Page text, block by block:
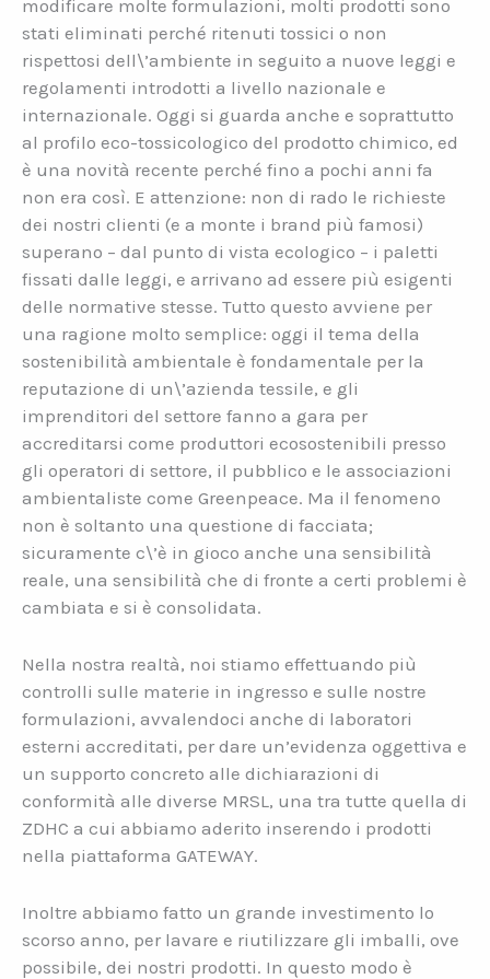
modificare molte formulazioni, molti prodotti sono
stati eliminati perché ritenuti tossici o non
rispettosi dell\’ambiente in seguito a nuove leggi e
regolamenti introdotti a livello nazionale e
internazionale. Oggi si guarda anche e soprattutto
al profilo eco-tossicologico del prodotto chimico, ed
è una novità recente perché fino a pochi anni fa
non era così. E attenzione: non di rado le richieste
dei nostri clienti (e a monte i brand più famosi)
superano – dal punto di vista ecologico – i paletti
fissati dalle leggi, e arrivano ad essere più esigenti
delle normative stesse. Tutto questo avviene per
una ragione molto semplice: oggi il tema della
sostenibilità ambientale è fondamentale per la
reputazione di un\’azienda tessile, e gli
imprenditori del settore fanno a gara per
accreditarsi come produttori ecosostenibili presso
gli operatori di settore, il pubblico e le associazioni
ambientaliste come Greenpeace. Ma il fenomeno
non è soltanto una questione di facciata;
sicuramente c\’è in gioco anche una sensibilità
reale, una sensibilità che di fronte a certi problemi è
cambiata e si è consolidata.
Nella nostra realtà, noi stiamo effettuando più
controlli sulle materie in ingresso e sulle nostre
formulazioni, avvalendoci anche di laboratori
esterni accreditati, per dare un’evidenza oggettiva e
un supporto concreto alle dichiarazioni di
conformità alle diverse MRSL, una tra tutte quella di
ZDHC a cui abbiamo aderito inserendo i prodotti
nella piattaforma GATEWAY.
Inoltre abbiamo fatto un grande investimento lo
scorso anno, per lavare e riutilizzare gli imballi, ove
possibile, dei nostri prodotti. In questo modo è